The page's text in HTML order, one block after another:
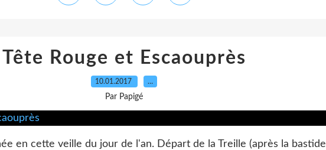
Tête Rouge et Escaouprès
10.01.2017 …
Par Papigé
en cette veille du jour de l'an. Départ de la Treille (après la bastide